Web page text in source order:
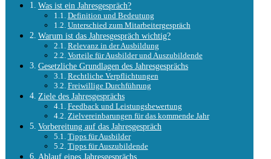
Was ist ein Jahresgespräch?
Definition und Bedeutung
Unterschied zum Mitarbeitergespräch
Warum ist das Jahresgespräch wichtig?
Relevanz in der Ausbildung
Vorteile für Ausbilder und Auszubildende
Gesetzliche Grundlagen des Jahresgesprächs
Rechtliche Verpflichtungen
Freiwillige Durchführung
Ziele des Jahresgesprächs
Feedback und Leistungsbewertung
Zielvereinbarungen für das kommende Jahr
Vorbereitung auf das Jahresgespräch
Tipps für Ausbilder
Tipps für Auszubildende
Ablauf eines Jahresgesprächs